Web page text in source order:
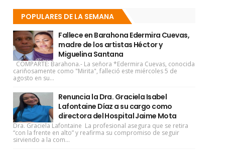
POPULARES DE LA SEMANA
Fallece en Barahona Edermira Cuevas,
madre de los artistas Héctor y
Miguelina Santana
COMPARTE: Barahona.- La señora *Edermira Cuevas, conocida
cariñosamente como "Mirita", falleció este miércoles 5 de
agosto en su...
Renuncia la Dra. Graciela Isabel
Lafontaine Díaz a su cargo como
directora del Hospital Jaime Mota
Dra. Graciela Lafontaine La profesional asegura que se retira
“con la frente en alto” y reafirma su compromiso de seguir
sirviendo a la com...